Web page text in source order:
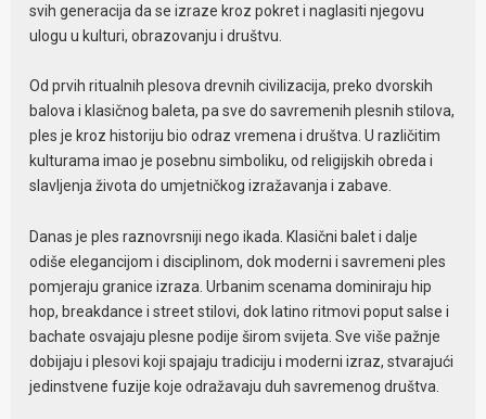
svih generacija da se izraze kroz pokret i naglasiti njegovu
ulogu u kulturi, obrazovanju i društvu.
Od prvih ritualnih plesova drevnih civilizacija, preko dvorskih
balova i klasičnog baleta, pa sve do savremenih plesnih stilova,
ples je kroz historiju bio odraz vremena i društva. U različitim
kulturama imao je posebnu simboliku, od religijskih obreda i
slavljenja života do umjetničkog izražavanja i zabave.
Danas je ples raznovrsniji nego ikada. Klasični balet i dalje
odiše elegancijom i disciplinom, dok moderni i savremeni ples
pomjeraju granice izraza. Urbanim scenama dominiraju hip
hop, breakdance i street stilovi, dok latino ritmovi poput salse i
bachate osvajaju plesne podije širom svijeta. Sve više pažnje
dobijaju i plesovi koji spajaju tradiciju i moderni izraz, stvarajući
jedinstvene fuzije koje odražavaju duh savremenog društva.